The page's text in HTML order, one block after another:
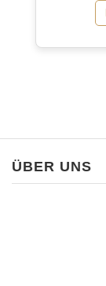
ÜBER UNS